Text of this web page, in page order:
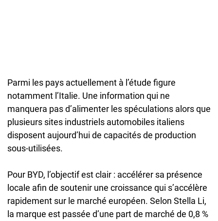
Parmi les pays actuellement à l’étude figure
notamment l’Italie. Une information qui ne
manquera pas d’alimenter les spéculations alors que
plusieurs sites industriels automobiles italiens
disposent aujourd’hui de capacités de production
sous-utilisées.
Pour BYD, l’objectif est clair : accélérer sa présence
locale afin de soutenir une croissance qui s’accélère
rapidement sur le marché européen. Selon Stella Li,
la marque est passée d’une part de marché de 0,8 %